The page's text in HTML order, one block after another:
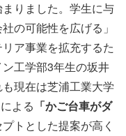
りました。学生に与
の可能性を広げる」
ア事業を拡充するた
工学部3年生の坂井
現在は芝浦工業大学
よる 「かご台車がダ
トとした提案が高く